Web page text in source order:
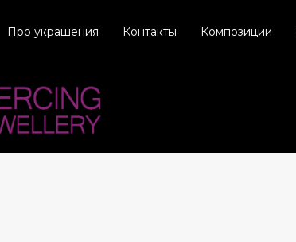
Про украшения Контакты Композиции